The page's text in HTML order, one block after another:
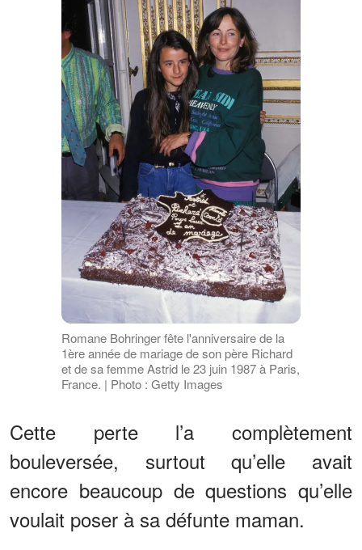
Romane Bohringer fête l'anniversaire de la
1ère année de mariage de son père Richard
et de sa femme Astrid le 23 juin 1987 à Paris,
France. | Photo : Getty Images
Cette perte l’a complètement
bouleversée, surtout qu’elle avait
encore beaucoup de questions qu’elle
voulait poser à sa défunte maman.